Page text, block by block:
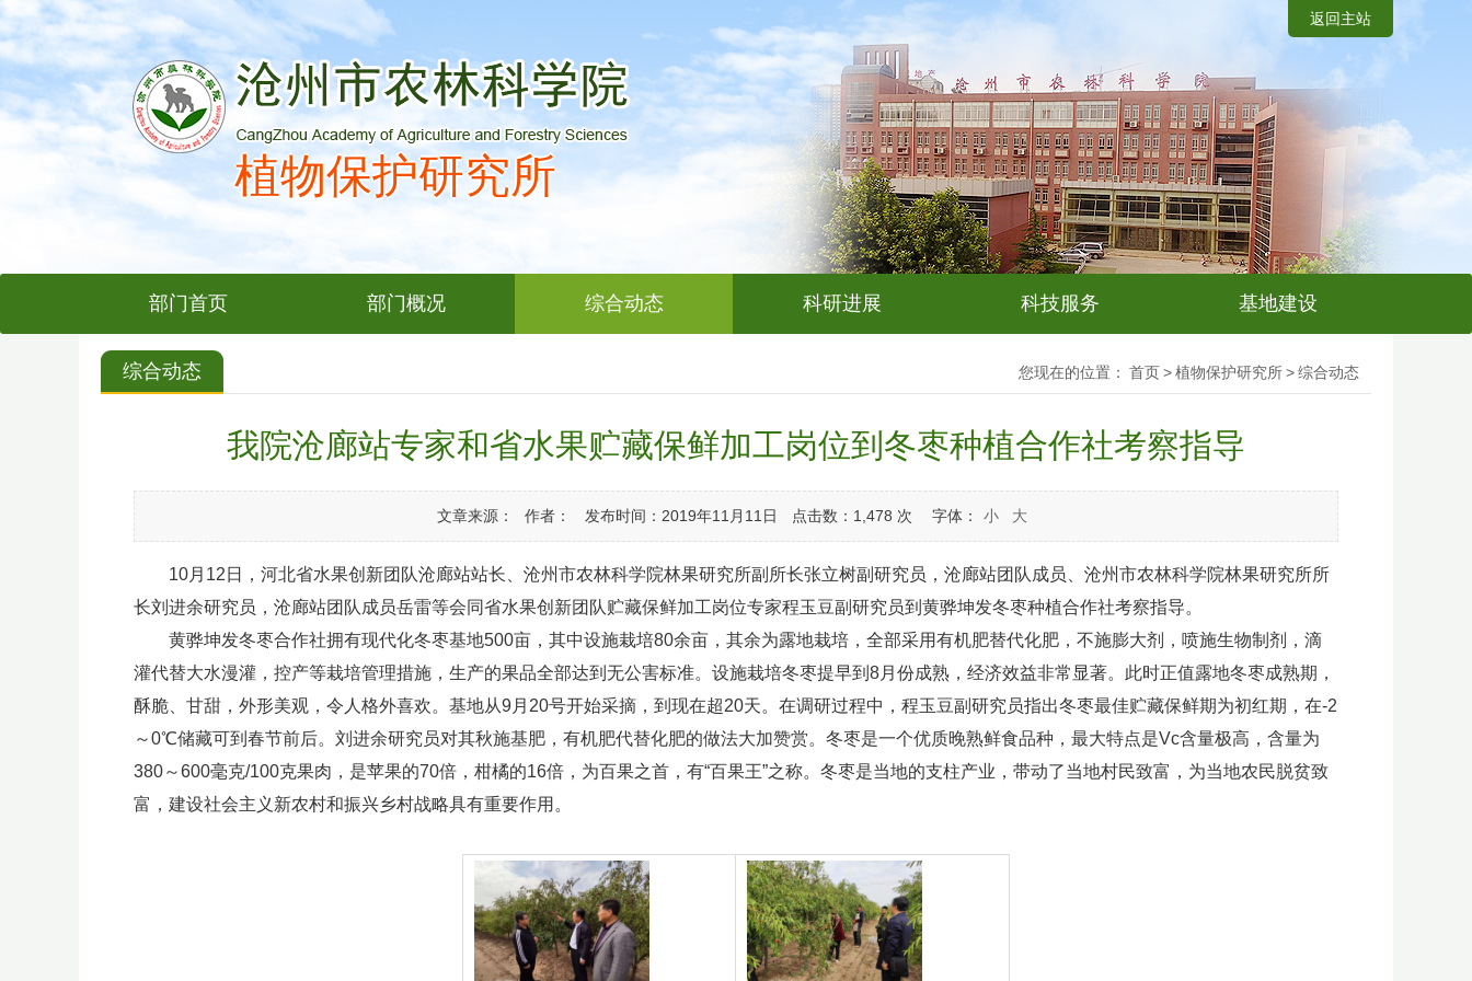
植物保护研究所
返回主站
部门首页 部门概况 综合动态 科研进展 科技服务 基地建设
综合动态 您现在的位置： 首页>植物保护研究所>综合动态
我院沧廊站专家和省水果贮藏保鲜加工岗位到冬枣种植合作社考察指导
文章来源： 作者： 发布时间：2019年11月11日 点击数：1,478 次 字体： 小 大
10月12日，河北省水果创新团队沧廊站站长、沧州市农林科学院林果研究所副所长张立树副研究员，沧廊站团队成员、沧州市农林科学院林果研究所所
长刘进余研究员，沧廊站团队成员岳雷等会同省水果创新团队贮藏保鲜加工岗位专家程玉豆副研究员到黄骅坤发冬枣种植合作社考察指导。
黄骅坤发冬枣合作社拥有现代化冬枣基地500亩，其中设施栽培80余亩，其余为露地栽培，全部采用有机肥替代化肥，不施膨大剂，喷施生物制剂，滴
灌代替大水漫灌，控产等栽培管理措施，生产的果品全部达到无公害标准。设施栽培冬枣提早到8月份成熟，经济效益非常显著。此时正值露地冬枣成熟期，
酥脆、甘甜，外形美观，令人格外喜欢。基地从9月20号开始采摘，到现在超20天。在调研过程中，程玉豆副研究员指出冬枣最佳贮藏保鲜期为初红期，在-2
～0℃储藏可到春节前后。刘进余研究员对其秋施基肥，有机肥代替化肥的做法大加赞赏。冬枣是一个优质晚熟鲜食品种，最大特点是Vc含量极高，含量为
380～600毫克/100克果肉，是苹果的70倍，柑橘的16倍，为百果之首，有“百果王”之称。冬枣是当地的支柱产业，带动了当地村民致富，为当地农民脱贫致
富，建设社会主义新农村和振兴乡村战略具有重要作用。